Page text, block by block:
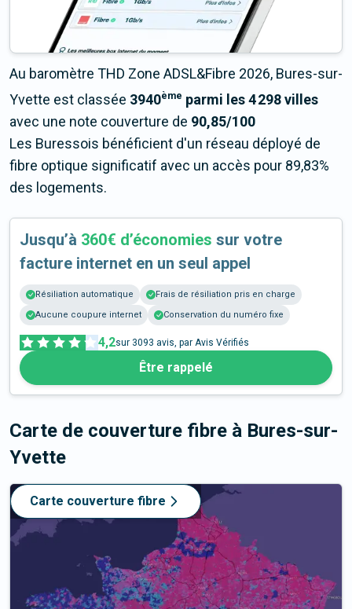
Au baromètre THD Zone ADSL&Fibre 2026, Bures-sur-
Yvette est classée 3940ème parmi les 4 298 villes
avec une note couverture de 90,85/100
Les Buressois bénéficient d'un réseau déployé de
fibre optique significatif avec un accès pour 89,83%
des logements.
Jusqu’à 360€ d’économies sur votre
facture internet en un seul appel
Résiliation automatique
Frais de résiliation pris en charge
Aucune coupure internet
Conservation du numéro fixe
4,2sur 3093 avis, par Avis Vérifiés
Être rappelé
Carte de couverture fibre à Bures-sur-
Yvette
Carte couverture fibre